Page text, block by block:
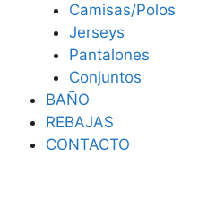
Camisas/Polos
Jerseys
Pantalones
Conjuntos
BAÑO
REBAJAS
CONTACTO